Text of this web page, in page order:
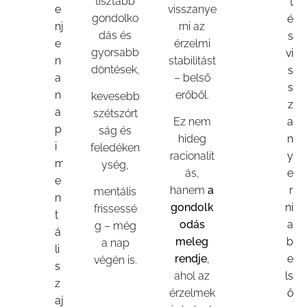
e
nj
e
n
a
n
a
p
i
m
e
n
t
á
li
s
z
aj
gondolko
dás és
gyorsabb
döntések,
kevesebb
szétszórt
ság és
feledéken
ység,
mentális
frissessé
g – még
a nap
végén is.
visszanye
rni az
érzelmi
stabilitást
– belső
erőből.
Ez nem
hideg
racionalit
ás,
hanem a
gondolk
odás
meleg
rendje,
ahol az
érzelmek
é
s
vi
s
s
z
a
n
y
e
r
ni
a
b
e
ls
ő